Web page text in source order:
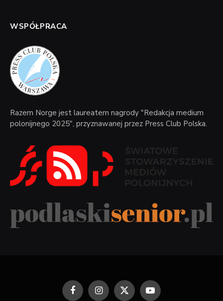
WSPÓŁPRACA
Razem Norge jest laureatem nagrody "Redakcja medium
polonijnego 2025", przyznawanej przez Press Club Polska.
FacebookInstagram
X
YouTube